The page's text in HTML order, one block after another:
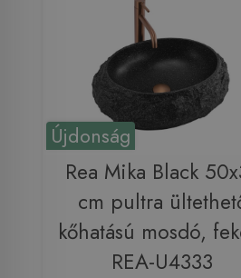
Újdonság
Rea Mika Black
cm pultra
kőhatású mosdó,
REA-U4333